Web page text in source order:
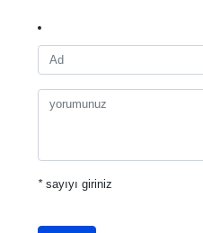
*sayıyı giriniz